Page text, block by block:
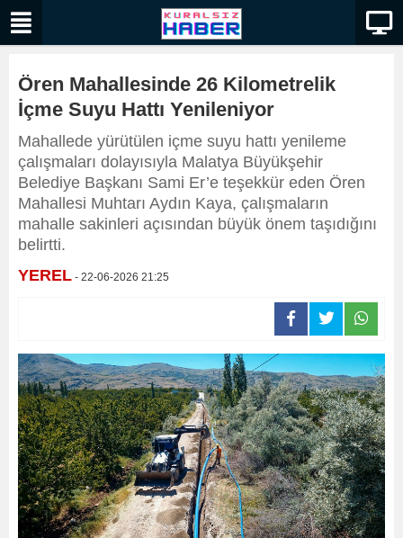
Ören Mahallesinde 26 Kilometrelik
İçme Suyu Hattı Yenileniyor
Mahallede yürütülen içme suyu hattı yenileme
çalışmaları dolayısıyla Malatya Büyükşehir
Belediye Başkanı Sami Er’e teşekkür eden Ören
Mahallesi Muhtarı Aydın Kaya, çalışmaların
mahalle sakinleri açısından büyük önem taşıdığını
belirtti.
YEREL - 22-06-2026 21:25